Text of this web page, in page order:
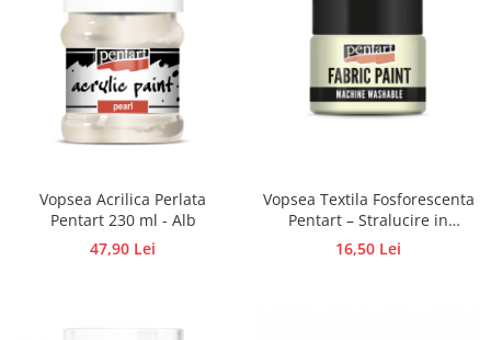
Forme pentru turnat ciocolata
Mozaic
Pictura pe fata si corp
Vopsea pentru fata si corp
Accesorii pictura pe fata
Vopsea Acrilica Perlata
Pentart 230 ml - Alb
47,90 Lei
Vopsea Textila Fosforescenta
Pentart – Stralucire in
Intuneric
16,50 Lei